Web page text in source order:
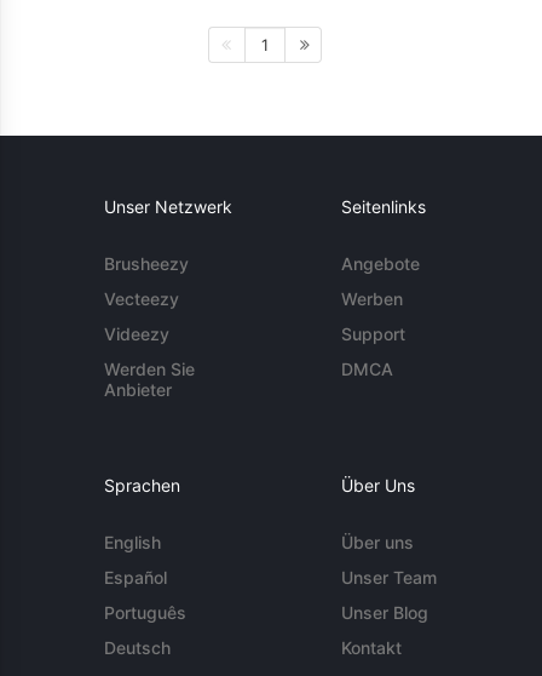
1
Unser Netzwerk
Brusheezy
Vecteezy
Videezy
Werden Sie
Anbieter
Seitenlinks
Angebote
Werben
Support
DMCA
Sprachen
English
Español
Português
Deutsch
Über Uns
Über uns
Unser Team
Unser Blog
Kontakt